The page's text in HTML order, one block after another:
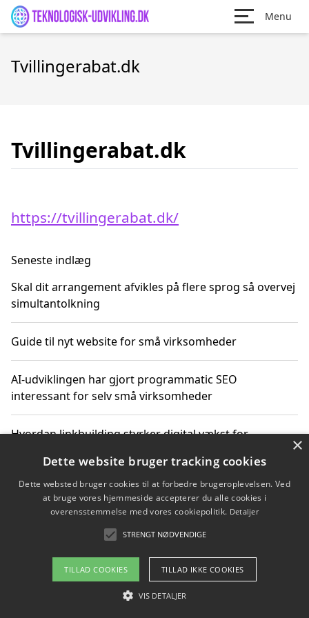
Menu
Tvillingerabat.dk
Tvillingerabat.dk
https://tvillingerabat.dk/
Seneste indlæg
Skal dit arrangement afvikles på flere sprog så overvej
simultantolkning
Guide til nyt website for små virksomheder
AI-udviklingen har gjort programmatic SEO
interessant for selv små virksomheder
Hvordan linkbuilding styrker digital vækst for
Sådan har udviklingen inden for genbrug af elektronik
ændret sig
Copyright 2026 - Pilanto Aps
Om / kontakt
×
Dette website bruger tracking cookies
Dette websted bruger cookies til at forbedre brugeroplevelsen. Ved
at bruge vores hjemmeside accepterer du alle cookies i
overensstemmelse med vores cookiepolitik. Detaljer
STRENGT NØDVENDIGE
TILLAD COOKIES TILLAD IKKE COOKIES
VIS DETALJER